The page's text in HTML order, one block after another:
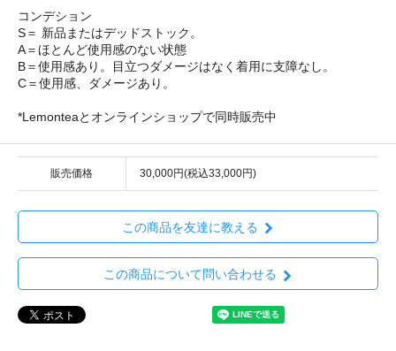
コンデション
S＝ 新品またはデッドストック。
A＝ほとんど使用感のない状態
B＝使用感あり。目立つダメージはなく着用に支障なし。
C＝使用感、ダメージあり。
*Lemonteaとオンラインショップで同時販売中
販売価格 30,000円(税込33,000円)
この商品を友達に教える
この商品について問い合わせる